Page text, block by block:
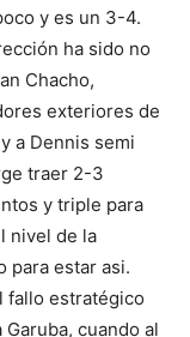
y es un 3-4.
ha sido no
Chacho,
exteriores de
a Dennis semi
traer 2-3
y triple para
nivel de la
para estar asi.
fallo estratégico
cuando al